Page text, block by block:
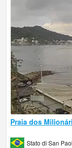
Praia dos
Stato di San